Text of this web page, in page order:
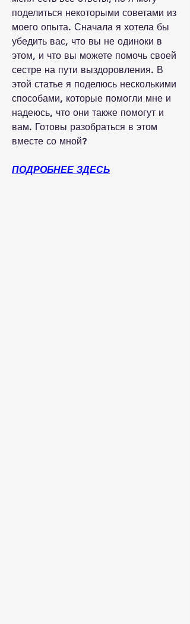
поделиться некоторыми советами из
моего опыта. Сначала я хотела бы
убедить вас, что вы не одиноки в
этом, и что вы можете помочь своей
сестре на пути выздоровления. В
этой статье я поделюсь несколькими
способами, которые помогли мне и
надеюсь, что они также помогут и
вам. Готовы разобраться в этом
вместе со мной?
ПОДРОБНЕЕ ЗДЕСЬ